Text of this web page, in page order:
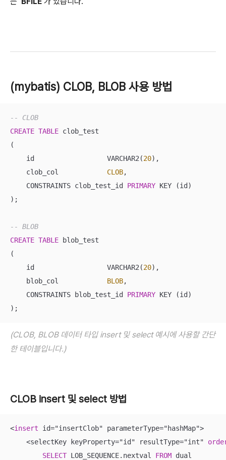
(mybatis) CLOB, BLOB 사용 방법
-- CLOB
CREATE TABLE clob_test
(
    id			VARCHAR2(
20),
CLOB,
    CONSTRAINTS clob_test_id
PRIMARY KEY (id)
);
-- BLOB
CREATE TABLE blob_test
(
    id			VARCHAR2(
20),
BLOB,
    CONSTRAINTS blob_test_id
PRIMARY KEY (id)
);
(CLOB, BLOB 데이터 타입 insert 및 select 예시에 사용할 간단
한 테이블입니다.)
CLOB insert 및 select 방법
<insert id="insertClob" parameterType="hashMap">
<selectKey keyProperty="id" resultType="int"
SELECT LOB_SEQUENCE.nextval FROM dual